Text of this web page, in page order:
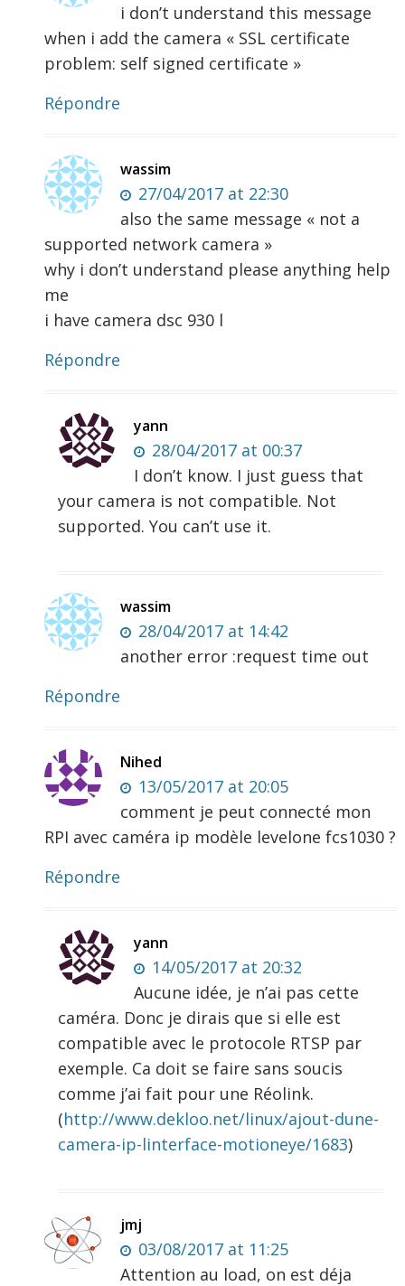
i don’t understand this message
when i add the camera « SSL certificate
problem: self signed certificate »
Répondre
wassim
27/04/2017 at 22:30
also the same message « not a
supported network camera »
why i don’t understand please anything help
me
i have camera dsc 930 l
Répondre
yann
28/04/2017 at 00:37
I don’t know. I just guess that
your camera is not compatible. Not
supported. You can’t use it.
wassim
28/04/2017 at 14:42
another error :request time out
Répondre
Nihed
13/05/2017 at 20:05
comment je peut connecté mon
RPI avec caméra ip modèle levelone fcs1030 ?
Répondre
yann
14/05/2017 at 20:32
Aucune idée, je n’ai pas cette
caméra. Donc je dirais que si elle est
compatible avec le protocole RTSP par
exemple. Ca doit se faire sans soucis
comme j’ai fait pour une Réolink.
(http://www.dekloo.net/linux/ajout-dune-
camera-ip-linterface-motioneye/1683)
jmj
03/08/2017 at 11:25
Attention au load, on est déja